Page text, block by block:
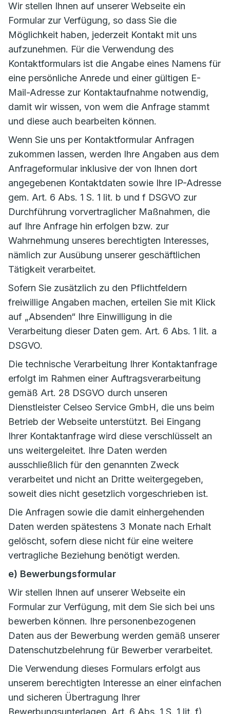
Wir stellen Ihnen auf unserer Webseite ein
Formular zur Verfügung, so dass Sie die
Möglichkeit haben, jederzeit Kontakt mit uns
aufzunehmen. Für die Verwendung des
Kontaktformulars ist die Angabe eines Namens für
eine persönliche Anrede und einer gültigen E-
Mail-Adresse zur Kontaktaufnahme notwendig,
damit wir wissen, von wem die Anfrage stammt
und diese auch bearbeiten können.
Wenn Sie uns per Kontaktformular Anfragen
zukommen lassen, werden Ihre Angaben aus dem
Anfrageformular inklusive der von Ihnen dort
angegebenen Kontaktdaten sowie Ihre IP-Adresse
gem. Art. 6 Abs. 1 S. 1 lit. b und f DSGVO zur
Durchführung vorvertraglicher Maßnahmen, die
auf Ihre Anfrage hin erfolgen bzw. zur
Wahrnehmung unseres berechtigten Interesses,
nämlich zur Ausübung unserer geschäftlichen
Tätigkeit verarbeitet.
Sofern Sie zusätzlich zu den Pflichtfeldern
freiwillige Angaben machen, erteilen Sie mit Klick
auf „Absenden“ Ihre Einwilligung in die
Verarbeitung dieser Daten gem. Art. 6 Abs. 1 lit. a
DSGVO.
Die technische Verarbeitung Ihrer Kontaktanfrage
erfolgt im Rahmen einer Auftragsverarbeitung
gemäß Art. 28 DSGVO durch unseren
Dienstleister Celseo Service GmbH, die uns beim
Betrieb der Webseite unterstützt. Bei Eingang
Ihrer Kontaktanfrage wird diese verschlüsselt an
uns weitergeleitet. Ihre Daten werden
ausschließlich für den genannten Zweck
verarbeitet und nicht an Dritte weitergegeben,
soweit dies nicht gesetzlich vorgeschrieben ist.
Die Anfragen sowie die damit einhergehenden
Daten werden spätestens 3 Monate nach Erhalt
gelöscht, sofern diese nicht für eine weitere
vertragliche Beziehung benötigt werden.
e) Bewerbungsformular
Wir stellen Ihnen auf unserer Webseite ein
Formular zur Verfügung, mit dem Sie sich bei uns
bewerben können. Ihre personenbezogenen
Daten aus der Bewerbung werden gemäß unserer
Datenschutzbelehrung für Bewerber verarbeitet.
Die Verwendung dieses Formulars erfolgt aus
unserem berechtigten Interesse an einer einfachen
und sicheren Übertragung Ihrer
Bewerbungsunterlagen, Art. 6 Abs. 1 S. 1 lit. f)